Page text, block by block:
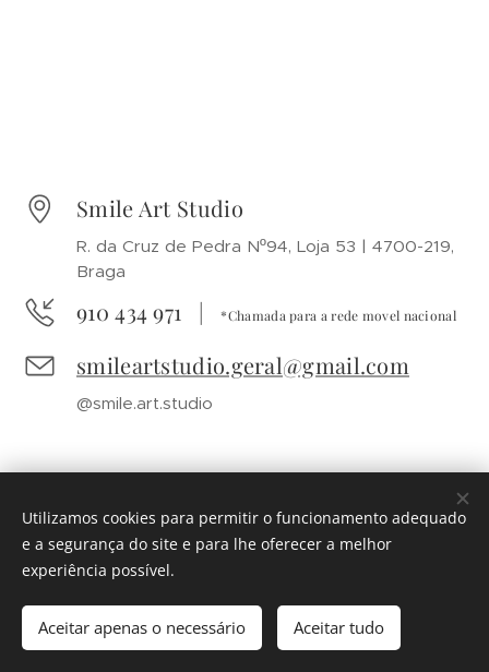
Smile Art Studio
R. da Cruz de Pedra Nº94, Loja 53 | 4700-219,
Braga
910 434 971 |*Chamada para a rede movel nacional
smileartstudio.geral@gmail.com
@smile.art.studio
© 2026
Smile Art Studio
|
smileartstudio.geral@gmail.com
971
Desenvolvido por Webnode Cookies
Utilizamos cookies para permitir o funcionamento adequado
e a segurança do site e para lhe oferecer a melhor
experiência possível.
Aceitar apenas o necessário Aceitar tudo